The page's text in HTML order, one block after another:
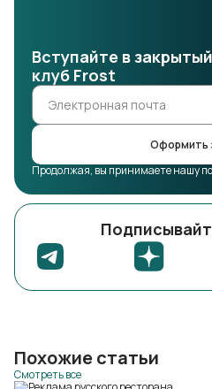
Вступайте в закрытый
клуб Frost
Оформить
Продолжая, вы принимаете нашу
Похожие статьи
Смотреть все